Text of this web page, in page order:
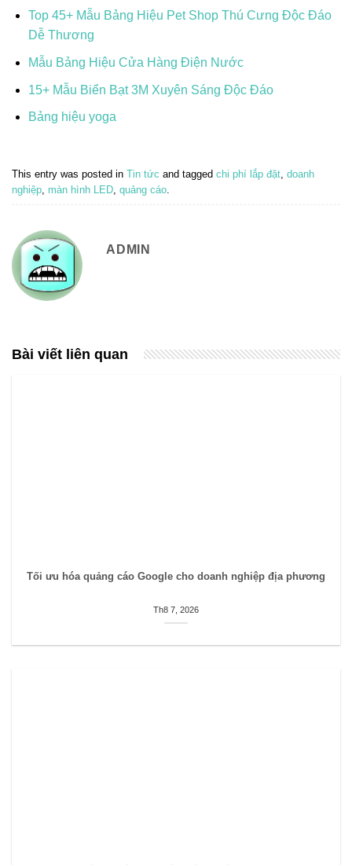
Top 45+ Mẫu Bảng Hiệu Pet Shop Thú Cưng Độc Đáo
Dễ Thương
Mẫu Bảng Hiệu Cửa Hàng Điện Nước
15+ Mẫu Biển Bạt 3M Xuyên Sáng Độc Đáo
Bảng hiệu yoga
This entry was posted in Tin tức and tagged chi phí lắp đặt, doanh
nghiệp, màn hình LED, quảng cáo.
ADMIN
Bài viết liên quan
Tối ưu hóa quảng cáo Google cho doanh nghiệp địa phương
Th8 7, 2026